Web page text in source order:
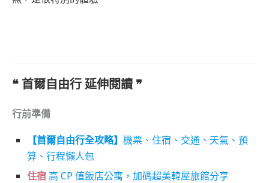
❝ 首爾自由行 延伸閱讀 ❞
行前準備
【首爾自由行全攻略】 機票、住宿、交通、天氣、預
算、行程懶人包
住宿 高 CP 值飯店公寓，加碼超美韓屋旅館分享